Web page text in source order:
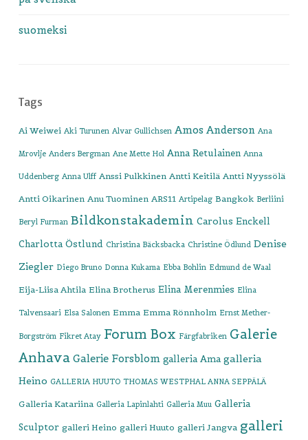
suomeksi
Tags
Ai Weiwei Aki Turunen Alvar Gullichsen Amos Anderson Ana
Mrovlje Anders Bergman Ane Mette Hol Anna Retulainen Anna
Uddenberg Anna Ulff Anssi Pulkkinen Antti Keitilä Antti Nyyssölä
Antti Oikarinen Anu Tuominen ARS11 Artipelag Bangkok Berliini
Beryl Furman Bildkonstakademin Carolus Enckell
Charlotta Östlund Christina Bäcksbacka Christine Ödlund Denise
Ziegler Diego Bruno Donna Kukama Ebba Bohlin Edmund de Waal
Eija-Liisa Ahtila Elina Brotherus Elina Merenmies Elina
Talvensaari Elsa Salonen Emma Emma Rönnholm Ernst Mether-
Borgström Fikret Atay Forum Box Färgfabriken Galerie
Anhava Galerie Forsblom galleria Ama galleria
Heino GALLERIA HUUTO THOMAS WESTPHAL ANNA SEPPÄLÄ
Galleria Katariina Galleria Lapinlahti Galleria Muu Galleria
Sculptor galleri Heino galleri Huuto galleri Jangva galleri